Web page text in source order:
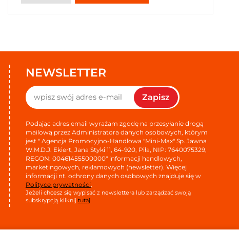
NEWSLETTER
Zapisz
Podając adres email wyrażam zgodę na przesyłanie drogą
mailową przez Administratora danych osobowych, którym
jest " Agencja Promocyjno-Handlowa "Mini-Max" Sp. Jawna
W.M.D.J. Ekiert, Jana Styki 11, 64-920, Piła, NIP: 7640075329,
REGON: 00461455500000" informacji handlowych,
marketingowych, reklamowych (newsletter). Więcej
informacji nt. ochrony danych osobowych znajduje się w
Polityce prywatności.
Jeżeli chcesz się wypisać z newslettera lub zarządzać swoją
subskrypcją kliknij tutaj.